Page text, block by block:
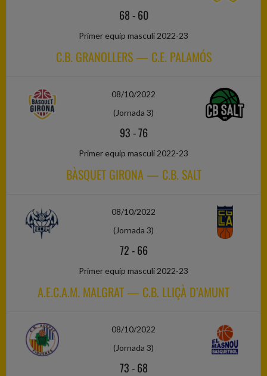
68-60
Primer equip masculí 2022-23
C.B. GRANOLLERS — C.E. PALAMÓS
08/10/2022
(Jornada 3)
93-76
Primer equip masculí 2022-23
BÀSQUET GIRONA — C.B. SALT
08/10/2022
(Jornada 3)
72-66
Primer equip masculí 2022-23
A.E.C.A.M. MALGRAT — C.B. LLIÇÀ D’AMUNT
08/10/2022
(Jornada 3)
73-68